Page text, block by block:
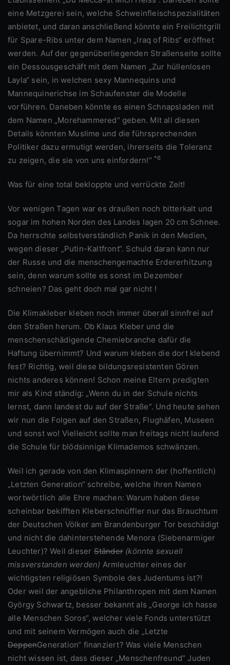
eine Metzgerei sein, welche Schweinfleischspezialitäten
anbietet, und daran anschließend könnte ein Freilichtgrill
für Spare-Ribs unter dem Namen „Iraq of Ribs“ eröffnet
werden. Auf der gegenüberliegenden Straßenseite sollte
ein Dessousgeschäft mit dem Namen „Zur hüllenlosen
Layla“ sein, in welchen sexy Mannequins und
Mannequinerichse im Schaufenster die Modelle
vorführen. Daneben könnte es einen Schnapsladen mit
dem Namen „Morehammered“ geben. Mit all diesen
Details könnten Muslime und die führsprechenden
Politiker dazu ermutigt werden, ihrerseits die Toleranz
zu zeigen, die sie von uns einfordern!“ *6
Was für eine total bekloppte und verrückte Zeit!
Vor wenigen Tagen war es draußen noch bitterkalt und
sogar im hohen Norden des Landes lagen 20 cm Schnee.
Da herrschte selbstverständlich Panik in den Medien,
wegen dieser „Putin-Kaltfront“. Schuld daran kann nur
der Russe und die menschengemachte Erdererhitzung
sein, denn warum sollte es sonst im Dezember
schneien? Das geht doch mal gar nicht !
Die Klimakleber kleben noch immer überall sinnfrei auf
den Straßen herum. Ob Klaus Kleber und die
menschenschädigende Chemiebranche dafür die
Haftung übernimmt? Und warum kleben die dort klebend
fest? Richtig, weil diese bildungsresistenten Gören
nichts anderes können! Schon meine Eltern predigten
mir als Kind ständig: „Wenn du in der Schule nichts
lernst, dann landest du auf der Straße“. Und heute sehen
wir nun die Folgen auf den Straßen, Flughäfen, Museen
und sonst wo! Vielleicht sollte man freitags nicht laufend
die Schule für blödsinnige Klimademos schwänzen.
Weil ich gerade von den Klimaspinnern der (hoffentlich)
„Letzten Generation“ schreibe, welche ihren Namen
wortwörtlich alle Ehre machen: Warum haben diese
scheinbar bekifften Kleberschnüffler nur das Brauchtum
der Deutschen Völker am Brandenburger Tor beschädigt
und nicht die dahinterstehende Menora (Siebenarmiger
Leuchter)? Weil dieserStänder (könnte sexuell
missverstanden werden) Armleuchter eines der
wichtigsten religiösen Symbole des Judentums ist?!
Oder weil der angebliche Philanthropen mit dem Namen
György Schwartz, besser bekannt als „George ich hasse
alle Menschen Soros“, welcher viele Fonds unterstützt
und mit seinem Vermögen auch die „Letzte
DeppenGeneration“ finanziert? Was viele Menschen
nicht wissen ist, dass dieser „Menschenfreund“ Juden